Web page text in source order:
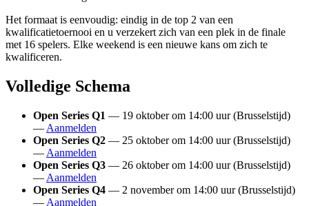
Het formaat is eenvoudig: eindig in de top 2 van een
kwalificatietoernooi en u verzekert zich van een plek in de finale
met 16 spelers. Elke weekend is een nieuwe kans om zich te
kwalificeren.
Volledige Schema
Open Series Q1 — 19 oktober om 14:00 uur (Brusselstijd)
— Aanmelden
Open Series Q2 — 25 oktober om 14:00 uur (Brusselstijd)
— Aanmelden
Open Series Q3 — 26 oktober om 14:00 uur (Brusselstijd)
— Aanmelden
Open Series Q4 — 2 november om 14:00 uur (Brusselstijd)
— Aanmelden